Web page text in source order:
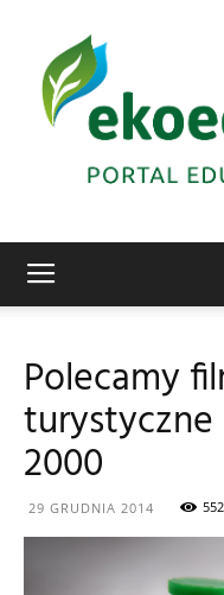
Polecamy
turystyczne
2000
29 GRUDNIA 2014